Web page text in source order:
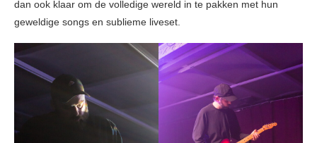
dan ook klaar om de volledige wereld in te pakken met hun
geweldige songs en sublieme liveset.